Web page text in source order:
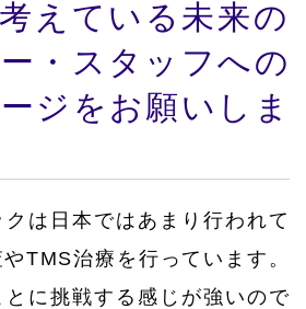
えている未来の
・スタッフへの
ジをお願いしま
は日本ではあまり行われて
TMS治療を行っています。
に挑戦する感じが強いので